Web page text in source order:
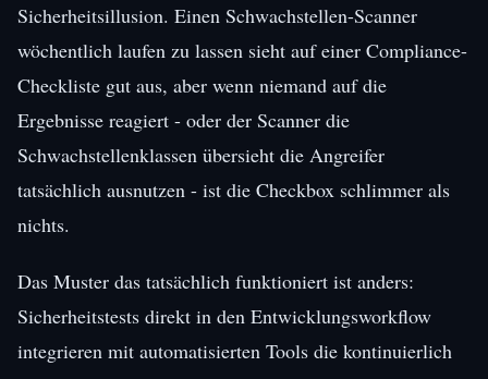
Sicherheitsillusion. Einen Schwachstellen-Scanner
wöchentlich laufen zu lassen sieht auf einer Compliance-
Checkliste gut aus, aber wenn niemand auf die
Ergebnisse reagiert - oder der Scanner die
Schwachstellenklassen übersieht die Angreifer
tatsächlich ausnutzen - ist die Checkbox schlimmer als
nichts.
Das Muster das tatsächlich funktioniert ist anders:
Sicherheitstests direkt in den Entwicklungsworkflow
integrieren mit automatisierten Tools die kontinuierlich